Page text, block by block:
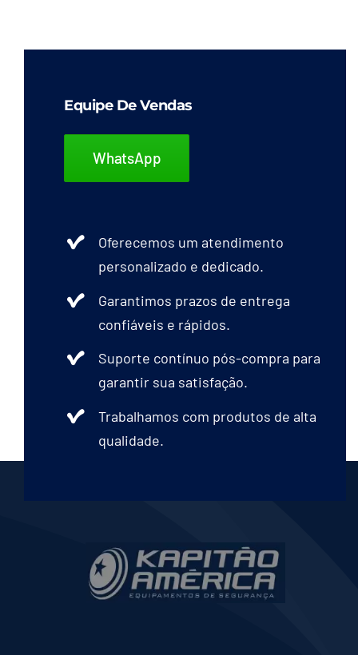
Equipe De Vendas
WhatsApp
Oferecemos um atendimento
personalizado e dedicado.
Garantimos prazos de entrega
confiáveis e rápidos.
Suporte contínuo pós-compra para
garantir sua satisfação.
Trabalhamos com produtos de alta
qualidade.